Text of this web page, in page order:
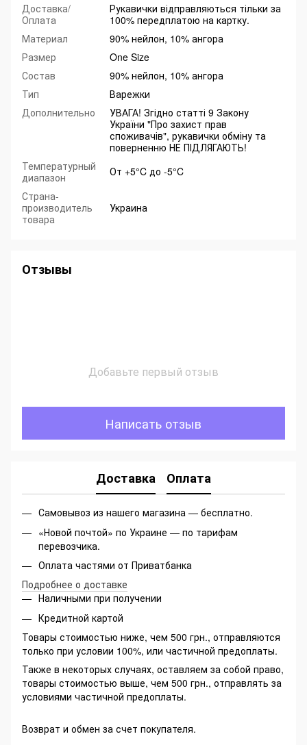
Доставка/
Оплата
Рукавички відправляються тільки за
100% передплатою на картку.
Материал
90% нейлон, 10% ангора
Размер
One Size
Состав
90% нейлон, 10% ангора
Тип
Варежки
Дополнительно
УВАГА! Згідно статті 9 Закону
України "Про захист прав
споживачів", рукавички обміну та
поверненню НЕ ПІДЛЯГАЮТЬ!
Температурный
диапазон
От +5°C до -5°C
Страна-
производитель
товара
Украина
Отзывы
Добавьте первый отзыв
Написать отзыв
Доставка Оплата
Самовывоз из нашего магазина — бесплатно.
«Новой почтой» по Украине — по тарифам
перевозчика.
Оплата частями от Приватбанка
Подробнее о доставке
Наличными при получении
Кредитной картой
Товары стоимостью ниже, чем 500 грн., отправляются
только при условии 100%, или частичной предоплаты.
Также в некоторых случаях, оставляем за собой право,
товары стоимостью выше, чем 500 грн., отправлять за
условиями частичной предоплаты.
Возврат и обмен за счет покупателя.